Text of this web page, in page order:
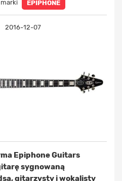
marki
EPIPHONE
2016-12-07
Epiphone Guitars
sygnowaną
gitarzysty i wokalisty